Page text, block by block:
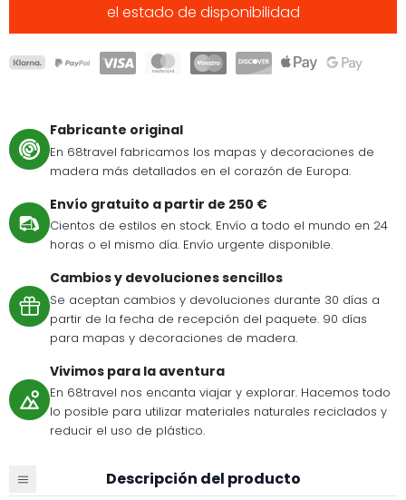
el estado de disponibilidad
Fabricante original
En 68travel fabricamos los mapas y decoraciones de
madera más detallados en el corazón de Europa.
Envío gratuito a partir de 250 €
Cientos de estilos en stock. Envío a todo el mundo en 24
horas o el mismo día. Envío urgente disponible.
Cambios y devoluciones sencillos
Se aceptan cambios y devoluciones durante 30 días a
partir de la fecha de recepción del paquete. 90 días
para mapas y decoraciones de madera.
Vivimos para la aventura
En 68travel nos encanta viajar y explorar. Hacemos todo
lo posible para utilizar materiales naturales reciclados y
reducir el uso de plástico.
Descripción del producto